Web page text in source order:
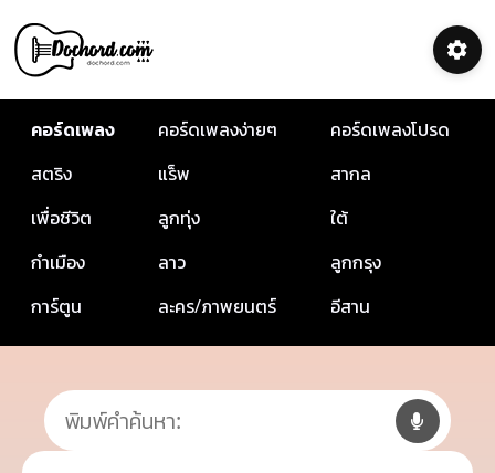
คอร์ดเพลง คอร์ดเพลงง่ายๆ
คอร์ดเพลงโปรด
สตริง
แร็พ
สากล
เพื่อชีวิต
ลูกทุ่ง
ใต้
กำเมือง
ลาว
ลูกกรุง
การ์ตูน
ละคร/ภาพยนตร์ อีสาน